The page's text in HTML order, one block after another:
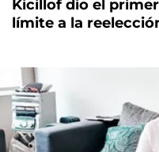
Kicillof dio el
límite a la